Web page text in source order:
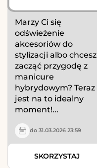
Marzy Ci się
odświeżenie
akcesoriów do
stylizacji albo chcesz
zacząć przygodę z
manicure
hybrydowym? Teraz
jest na to idealny
moment!...
do 31.03.2026 23:59
SKORZYSTAJ